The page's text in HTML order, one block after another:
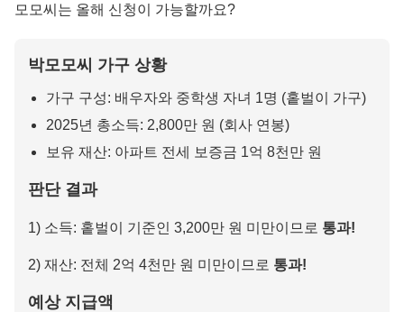
모모씨는 올해 신청이 가능할까요?
박모모씨 가구 상황
가구 구성: 배우자와 중학생 자녀 1명 (홑벌이 가구)
2025년 총소득: 2,800만 원 (회사 연봉)
보유 재산: 아파트 전세 보증금 1억 8천만 원
판단 결과
1) 소득: 홑벌이 기준인 3,200만 원 미만이므로 통과!
2) 재산: 전체 2억 4천만 원 미만이므로 통과!
예상 지급액